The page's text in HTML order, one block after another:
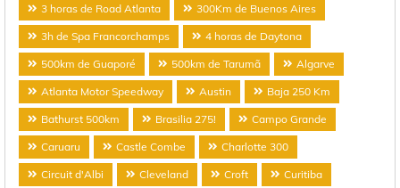
3 horas de Road Atlanta 300Km de Buenos Aires
3h de Spa Francorchamps 4 horas de Daytona
500km de Guaporé 500km de Tarumã Algarve
Atlanta Motor Speedway Austin Baja 250 Km
Bathurst 500km Brasilia 275! Campo Grande
Caruaru Castle Combe Charlotte 300
Circuit d'Albi Cleveland Croft Curitiba